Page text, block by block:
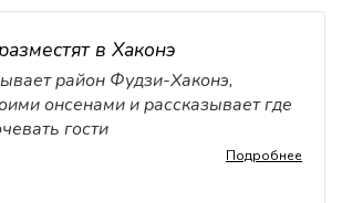
в Хаконэ
район Фудзи-Хаконэ,
онсенами и рассказывает где
гости
Подробнее